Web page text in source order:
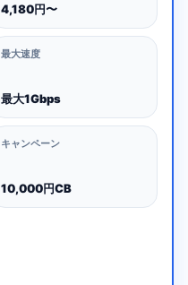
4,180円〜
最大速度
最大1Gbps
キャンペーン
10,000円CB